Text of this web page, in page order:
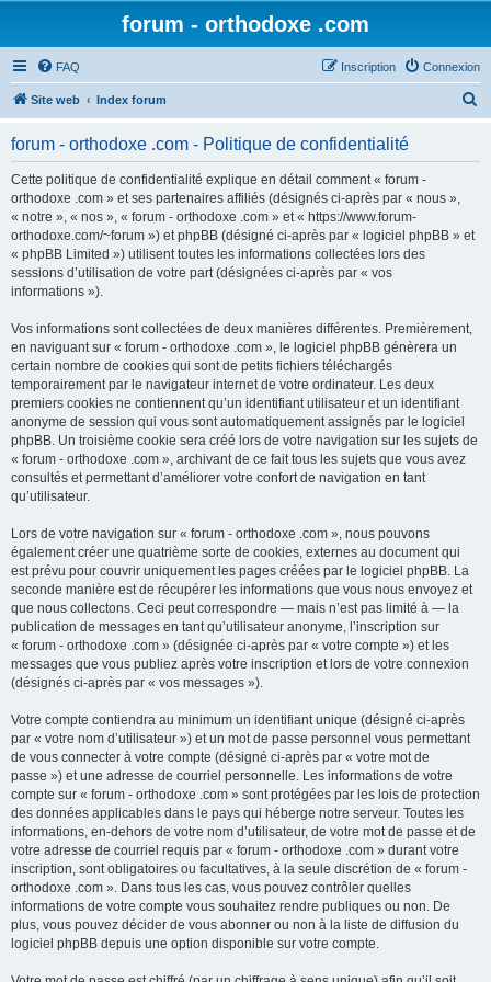
forum - orthodoxe .com
FAQ Connexion
Inscription
Site web Index forum
forum - orthodoxe .com - Politique de confidentialité
Cette politique de confidentialité explique en détail comment « forum -
orthodoxe .com » et ses partenaires affiliés (désignés ci-après par « nous »,
« notre », « nos », « forum - orthodoxe .com » et « https://www.forum-
orthodoxe.com/~forum ») et phpBB (désigné ci-après par « logiciel phpBB » et
« phpBB Limited ») utilisent toutes les informations collectées lors des
sessions d’utilisation de votre part (désignées ci-après par « vos
informations »).
Vos informations sont collectées de deux manières différentes. Premièrement,
en naviguant sur « forum - orthodoxe .com », le logiciel phpBB génèrera un
certain nombre de cookies qui sont de petits fichiers téléchargés
temporairement par le navigateur internet de votre ordinateur. Les deux
premiers cookies ne contiennent qu’un identifiant utilisateur et un identifiant
anonyme de session qui vous sont automatiquement assignés par le logiciel
phpBB. Un troisième cookie sera créé lors de votre navigation sur les sujets de
« forum - orthodoxe .com », archivant de ce fait tous les sujets que vous avez
consultés et permettant d’améliorer votre confort de navigation en tant
qu’utilisateur.
Lors de votre navigation sur « forum - orthodoxe .com », nous pouvons
également créer une quatrième sorte de cookies, externes au document qui
est prévu pour couvrir uniquement les pages créées par le logiciel phpBB. La
seconde manière est de récupérer les informations que vous nous envoyez et
que nous collectons. Ceci peut correspondre — mais n’est pas limité à — la
publication de messages en tant qu’utilisateur anonyme, l’inscription sur
« forum - orthodoxe .com » (désignée ci-après par « votre compte ») et les
messages que vous publiez après votre inscription et lors de votre connexion
(désignés ci-après par « vos messages »).
Votre compte contiendra au minimum un identifiant unique (désigné ci-après
par « votre nom d’utilisateur ») et un mot de passe personnel vous permettant
de vous connecter à votre compte (désigné ci-après par « votre mot de
passe ») et une adresse de courriel personnelle. Les informations de votre
compte sur « forum - orthodoxe .com » sont protégées par les lois de protection
des données applicables dans le pays qui héberge notre serveur. Toutes les
informations, en-dehors de votre nom d’utilisateur, de votre mot de passe et de
votre adresse de courriel requis par « forum - orthodoxe .com » durant votre
inscription, sont obligatoires ou facultatives, à la seule discrétion de « forum -
orthodoxe .com ». Dans tous les cas, vous pouvez contrôler quelles
informations de votre compte vous souhaitez rendre publiques ou non. De
plus, vous pouvez décider de vous abonner ou non à la liste de diffusion du
logiciel phpBB depuis une option disponible sur votre compte.